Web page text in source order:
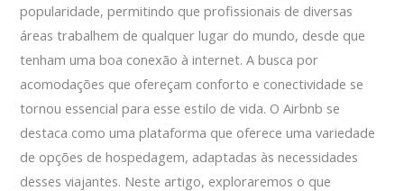
popularidade, permitindo que profissionais de diversas
áreas trabalhem de qualquer lugar do mundo, desde que
tenham uma boa conexão à internet. A busca por
acomodações que ofereçam conforto e conectividade se
tornou essencial para esse estilo de vida. O Airbnb se
destaca como uma plataforma que oferece uma variedade
de opções de hospedagem, adaptadas às necessidades
desses viajantes. Neste artigo, exploraremos o que